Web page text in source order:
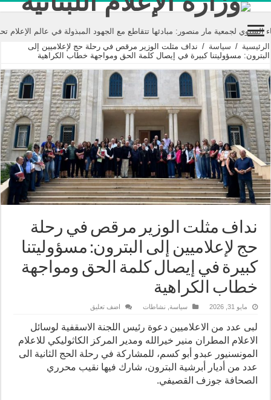
مبادئها تتقاطع مع الجهود المبذولة في عالم الإعلام تحت مسمى “مكافحة خطاب
الرئيسية / سياسة / نداف مثلت الوزير مرقص في رحلة حج لإعلاميين إلى
البترون: مسؤوليتنا كبيرة في إيصال كلمة الحق ومواجهة خطاب الكراهية
نداف مثلت الوزير مرقص في رحلة
حج لإعلاميين إلى البترون: مسؤوليتنا
كبيرة في إيصال كلمة الحق ومواجهة
خطاب الكراهية
مايو 31, 2026 سياسة نشاطات اضف تعليق
لبى عدد من الاعلاميين دعوة رئيس اللجنة الاسقفية لوسائل
الاعلام المطران منير خيرالله ومدير المركز الكاثوليكي للاعلام
المونسنيور عبدو أبو كسم، للمشاركة في رحلة الحج الثانية الى
عدد من أديار أبرشية البترون، شارك فيها نقيب محرري
الصحافة جوزف القصيفي.